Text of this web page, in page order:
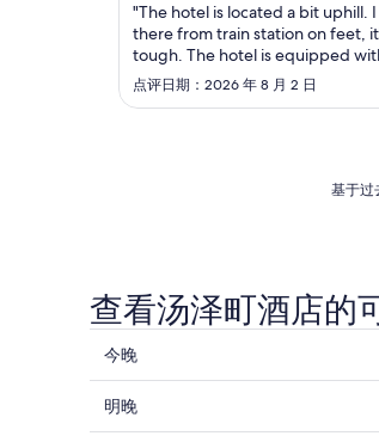
的
每
晚
"The hotel is located a bit uphill.
there from train station on feet,
tough. The hotel is equipped
facilities for relaxing including
tennis, manga rooms, karaoke
点评日期：2026 年 8 月 2 日
基于过
查看汤泽町酒店的
查
看
汤
今晚
查
明晚